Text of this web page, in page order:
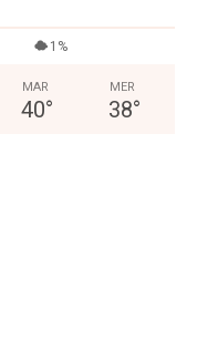
1%
MAR
40°
MER
38°